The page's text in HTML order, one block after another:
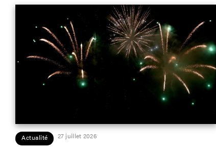
Actualité 27 juillet 2026